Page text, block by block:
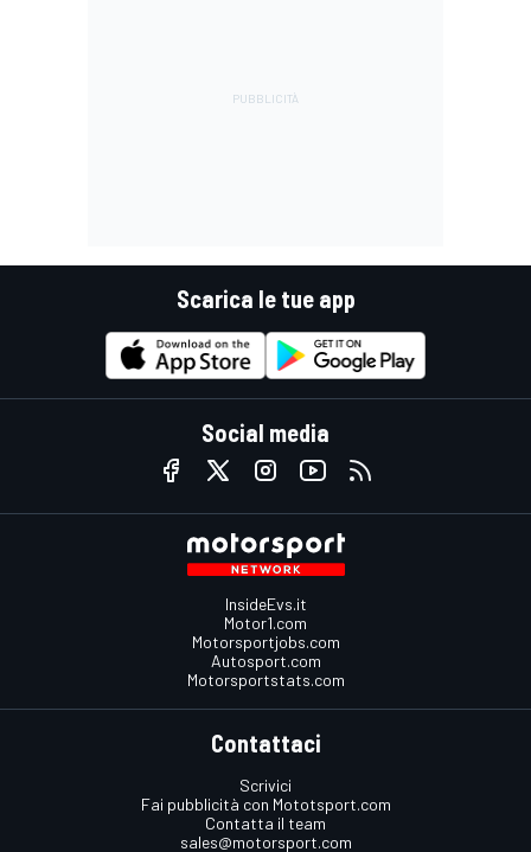
Scarica le tue app
Social media
InsideEvs.it
Motor1.com
Motorsportjobs.com
Autosport.com
Motorsportstats.com
Contattaci
Scrivici
Fai pubblicità con Mototsport.com
Contatta il team
sales@motorsport.com